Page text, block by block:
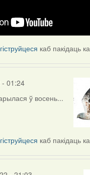
каб пакідаць
01:24
ў восень...
каб пакідаць